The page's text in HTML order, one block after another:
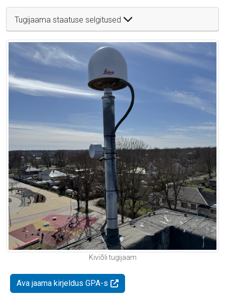
Tugijaama staatuse selgitused
Kiviõli tugijaam
Ava jaama kirjeldus GPA-s